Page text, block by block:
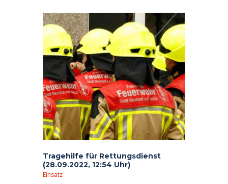
Tragehilfe für Rettungsdienst
(28.09.2022, 12:54 Uhr)
Einsatz